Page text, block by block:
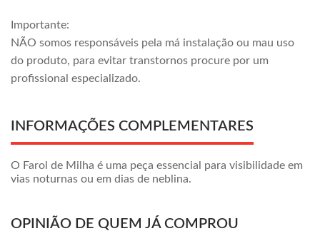
Importante:
NÃO somos responsáveis pela má instalação ou mau uso
do produto, para evitar transtornos procure por um
profissional especializado.
INFORMAÇÕES COMPLEMENTARES
O Farol de Milha é uma peça essencial para visibilidade em
vias noturnas ou em dias de neblina.
OPINIÃO DE QUEM JÁ COMPROU